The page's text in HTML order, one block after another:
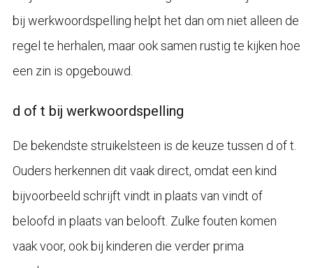
bij werkwoordspelling helpt het dan om niet alleen de
regel te herhalen, maar ook samen rustig te kijken hoe
een zin is opgebouwd.
d of t bij werkwoordspelling
De bekendste struikelsteen is de keuze tussen d of t.
Ouders herkennen dit vaak direct, omdat een kind
bijvoorbeeld schrijft vindt in plaats van vindt of
beloofd in plaats van belooft. Zulke fouten komen
vaak voor, ook bij kinderen die verder prima